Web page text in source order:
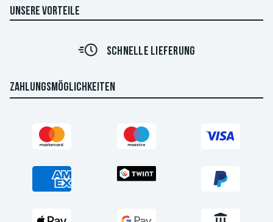
UNSERE VORTEILE
SCHNELLE LIEFERUNG
ZAHLUNGSMÖGLICHKEITEN